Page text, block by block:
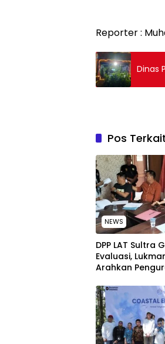
Reporter :
Dinas
Pos
NEWS
‎DPP LAT Sultra
Evaluasi,
Arahkan
Menyeluruh